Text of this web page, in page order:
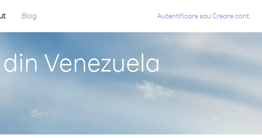
Blog Autentificaresau Creare cont
Venezuela